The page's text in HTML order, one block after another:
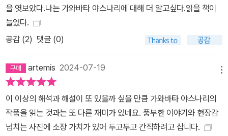
을 엿보았다.나는 가와바타 야스나리에 대해 더 알고싶다.읽을 책이
늘었다.
공감 (2) 댓글 (0)
artemis 2024-07-19
이 이상의 해석과 해설이 또 있을까 싶을 만큼 가와바타 야스나리의
작품을 읽는 것과는 또 다른 재미가 있네요. 풍부한 이야기와 현장감
넘치는 사진에 소장 가치가 있어 두고두고 간직하려고 삽니다.